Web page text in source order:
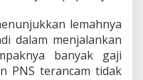
lemahnya
dalam menjalankan
banyak gaji
PNS terancam tidak